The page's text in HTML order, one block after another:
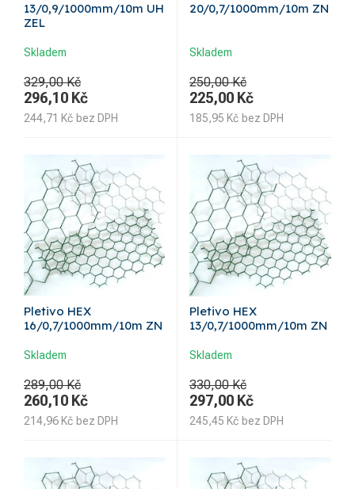
13/0,9/1000mm/10m UH
ZEL
Skladem
329,00 Kč
296,10 Kč
244,71 Kč bez DPH
20/0,7/1000mm/10m ZN
Skladem
250,00 Kč
225,00 Kč
185,95 Kč bez DPH
Pletivo HEX
16/0,7/1000mm/10m ZN
Skladem
289,00 Kč
260,10 Kč
214,96 Kč bez DPH
Pletivo HEX
13/0,7/1000mm/10m ZN
Skladem
330,00 Kč
297,00 Kč
245,45 Kč bez DPH